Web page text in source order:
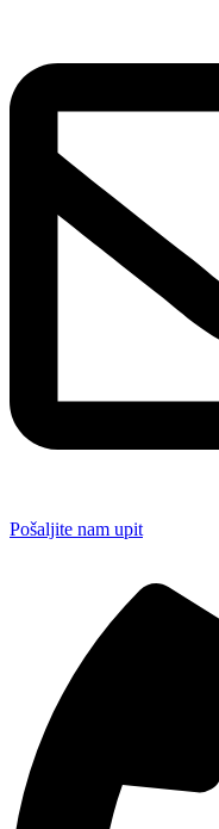
Pošaljite nam upit